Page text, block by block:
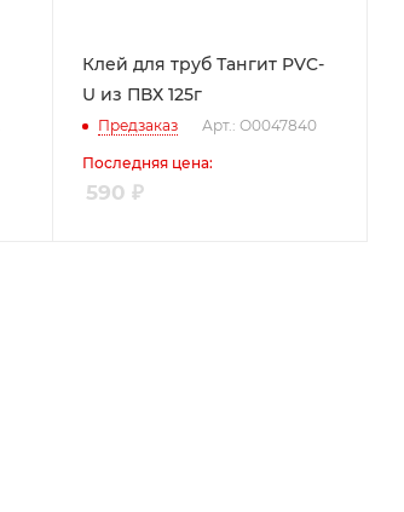
Клей для труб Тангит PVC-
U из ПВХ 125г
Предзаказ Арт.: О0047840
Последняя цена:
590 ₽